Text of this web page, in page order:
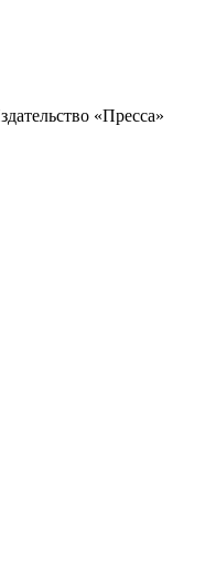
«Пресса»